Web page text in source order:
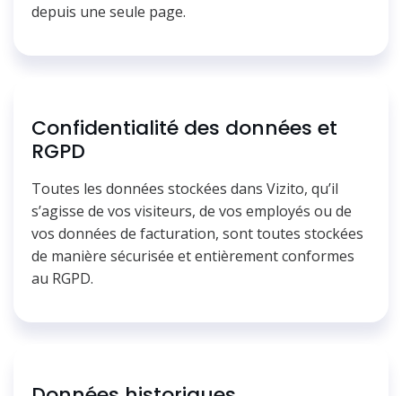
depuis une seule page.
Confidentialité des données et
RGPD
Toutes les données stockées dans Vizito, qu’il
s’agisse de vos visiteurs, de vos employés ou de
vos données de facturation, sont toutes stockées
de manière sécurisée et entièrement conformes
au RGPD.